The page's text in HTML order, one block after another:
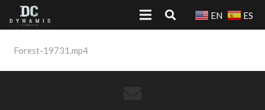
EN ES
Forest-19731.mp4